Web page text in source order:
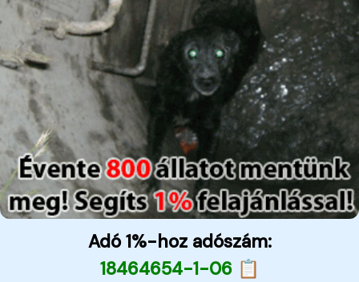
Adó 1%-hoz adószám:
18464654-1-06 📋